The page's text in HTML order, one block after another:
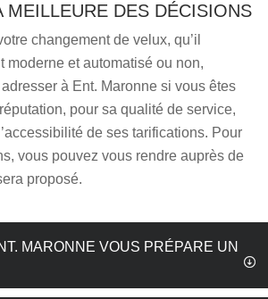
MEILLEURE DES DÉCISIONS
changement de velux, qu’il
moderne et automatisé ou non,
à Ent. Maronne si vous êtes
pour sa qualité de service,
de ses tarifications. Pour
vous pouvez vous rendre auprès de
proposé.
MARONNE VOUS PRÉPARE UN